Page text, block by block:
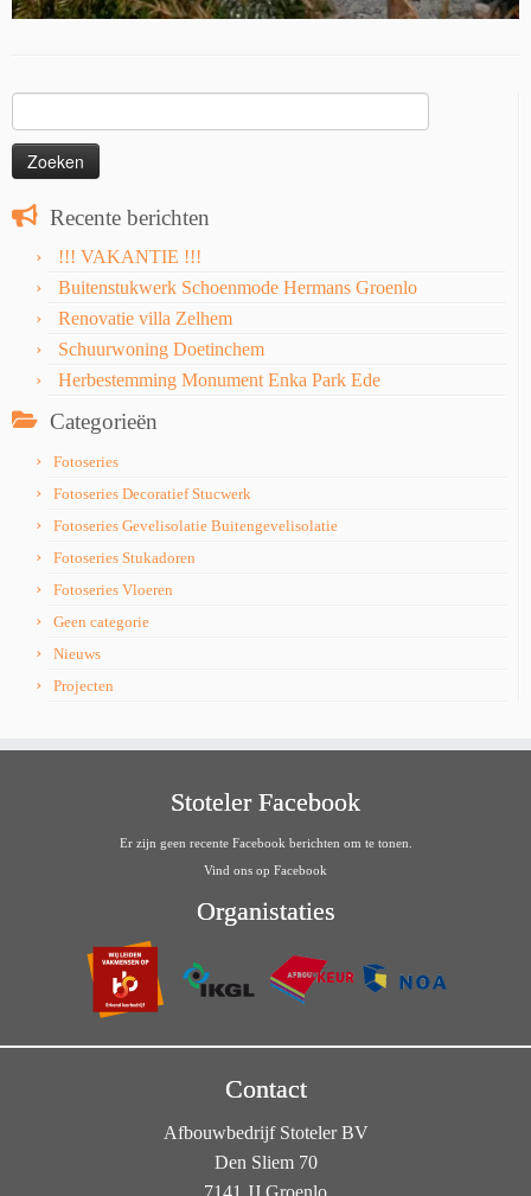
naar:
Recente berichten
!!! VAKANTIE !!!
Buitenstukwerk Schoenmode Hermans Groenlo
Renovatie villa Zelhem
Schuurwoning Doetinchem
Herbestemming Monument Enka Park Ede
Categorieën
Fotoseries
Fotoseries Decoratief Stucwerk
Fotoseries Gevelisolatie Buitengevelisolatie
Fotoseries Stukadoren
Fotoseries Vloeren
Geen categorie
Nieuws
Projecten
Stoteler Facebook
Er zijn geen recente Facebook berichten om te tonen.
Vind ons op Facebook
Organistaties
Contact
Afbouwbedrijf Stoteler BV
Den Sliem 70
7141 JJ Groenlo